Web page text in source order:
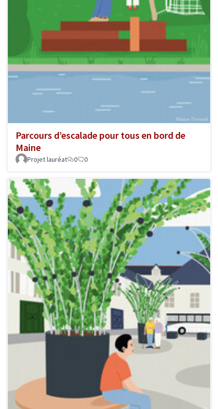
Parcours d’escalade pour tous en bord de
Maine
Projet lauréat 0 0